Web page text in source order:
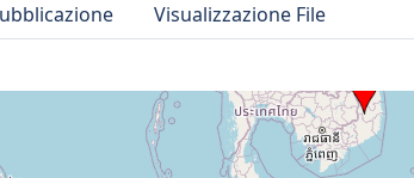
Visualizzazione File